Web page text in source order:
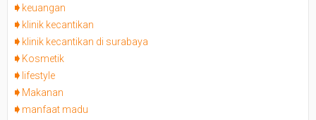
keuangan
klinik kecantikan
klinik kecantikan di surabaya
Kosmetik
lifestyle
Makanan
manfaat madu